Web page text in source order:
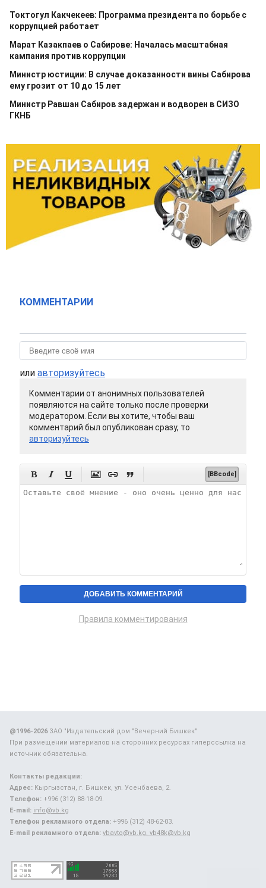
Токтогул Какчекеев: Программа президента по борьбе с
коррупцией работает
Марат Казакпаев о Сабирове: Началась масштабная
кампания против коррупции
Министр юстиции: В случае доказанности вины Сабирова
ему грозит от 10 до 15 лет
Министр Равшан Сабиров задержан и водворен в СИЗО
ГКНБ
КОММЕНТАРИИ
или авторизуйтесь
Комментарии от анонимных пользователей
появляются на сайте только после проверки
модератором. Если вы хотите, чтобы ваш
комментарий был опубликован сразу, то
авторизуйтесь
      [BBcode]
Правила комментирования
@1996-2026ЗАО "Издательский дом "Вечерний Бишкек"
При размещении материалов на сторонних ресурсах гиперссылка на
источник обязательна.
Контакты редакции:
Адрес: Кыргызстан, г. Бишкек, ул. Усенбаева, 2.
Телефон: +996 (312) 88-18-09.
E-mail: info@vb.kg
Телефон рекламного отдела: +996 (312) 48-62-03.
E-mail рекламного отдела: vbavto@vb.kg, vb48k@vb.kg